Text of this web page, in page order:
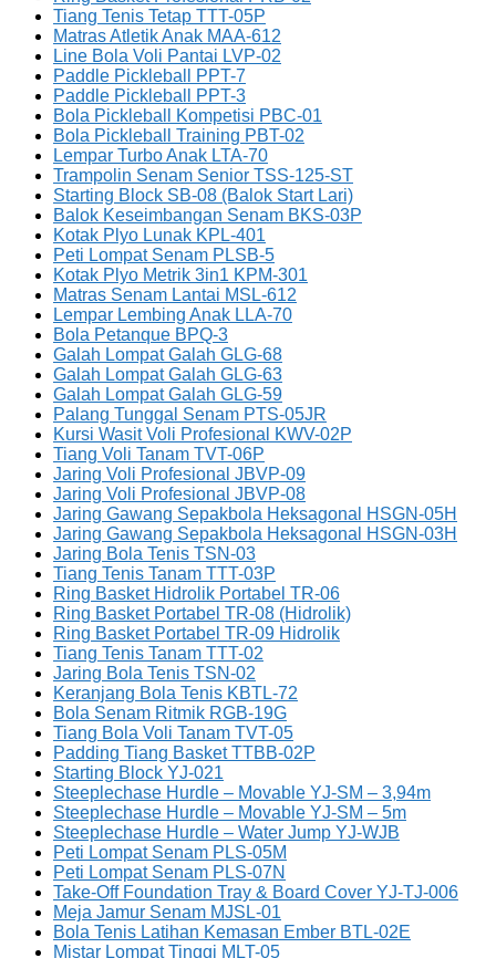
Tiang Tenis Tetap TTT-05P
Matras Atletik Anak MAA-612
Line Bola Voli Pantai LVP-02
Paddle Pickleball PPT-7
Paddle Pickleball PPT-3
Bola Pickleball Kompetisi PBC-01
Bola Pickleball Training PBT-02
Lempar Turbo Anak LTA-70
Trampolin Senam Senior TSS-125-ST
Starting Block SB-08 (Balok Start Lari)
Balok Keseimbangan Senam BKS-03P
Kotak Plyo Lunak KPL-401
Peti Lompat Senam PLSB-5
Kotak Plyo Metrik 3in1 KPM-301
Matras Senam Lantai MSL-612
Lempar Lembing Anak LLA-70
Bola Petanque BPQ-3
Galah Lompat Galah GLG-68
Galah Lompat Galah GLG-63
Galah Lompat Galah GLG-59
Palang Tunggal Senam PTS-05JR
Kursi Wasit Voli Profesional KWV-02P
Tiang Voli Tanam TVT-06P
Jaring Voli Profesional JBVP-09
Jaring Voli Profesional JBVP-08
Jaring Gawang Sepakbola Heksagonal HSGN-05H
Jaring Gawang Sepakbola Heksagonal HSGN-03H
Jaring Bola Tenis TSN-03
Tiang Tenis Tanam TTT-03P
Ring Basket Hidrolik Portabel TR-06
Ring Basket Portabel TR-08 (Hidrolik)
Ring Basket Portabel TR-09 Hidrolik
Tiang Tenis Tanam TTT-02
Jaring Bola Tenis TSN-02
Keranjang Bola Tenis KBTL-72
Bola Senam Ritmik RGB-19G
Tiang Bola Voli Tanam TVT-05
Padding Tiang Basket TTBB-02P
Starting Block YJ-021
Steeplechase Hurdle – Movable YJ-SM – 3,94m
Steeplechase Hurdle – Movable YJ-SM – 5m
Steeplechase Hurdle – Water Jump YJ-WJB
Peti Lompat Senam PLS-05M
Peti Lompat Senam PLS-07N
Take-Off Foundation Tray & Board Cover YJ-TJ-006
Meja Jamur Senam MJSL-01
Bola Tenis Latihan Kemasan Ember BTL-02E
Mistar Lompat Tinggi MLT-05